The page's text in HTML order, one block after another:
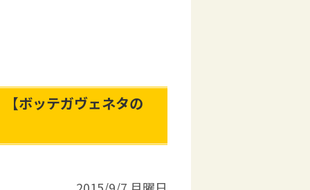
ボッテガヴェネタの